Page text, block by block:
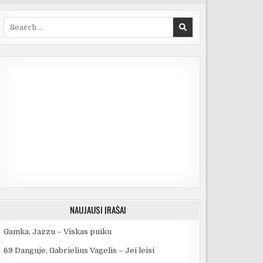
NAUJAUSI ĮRAŠAI
Gamka, Jazzu – Viskas puiku
69 Danguje, Gabrielius Vagelis – Jei leisi